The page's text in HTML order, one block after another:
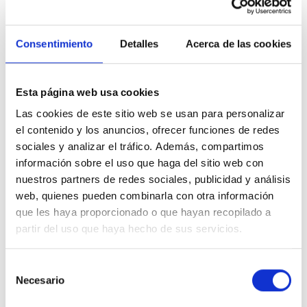
Consentimiento Detalles Acerca de las cookies
Esta página web usa cookies
Las cookies de este sitio web se usan para personalizar
el contenido y los anuncios, ofrecer funciones de redes
sociales y analizar el tráfico. Además, compartimos
información sobre el uso que haga del sitio web con
nuestros partners de redes sociales, publicidad y análisis
web, quienes pueden combinarla con otra información
que les haya proporcionado o que hayan recopilado a
partir del uso que haya hecho de sus servicios.
Necesario
Más de15 empresas además de Ingenieros Asesores de11 países de
buscarevolucionar las técnicas de construcción y mantenimiento
de estructuras con hormigón.
Noticias relacionadas
Ingeniería de detalle. ¿Cuáles son las fases de un proyecto?